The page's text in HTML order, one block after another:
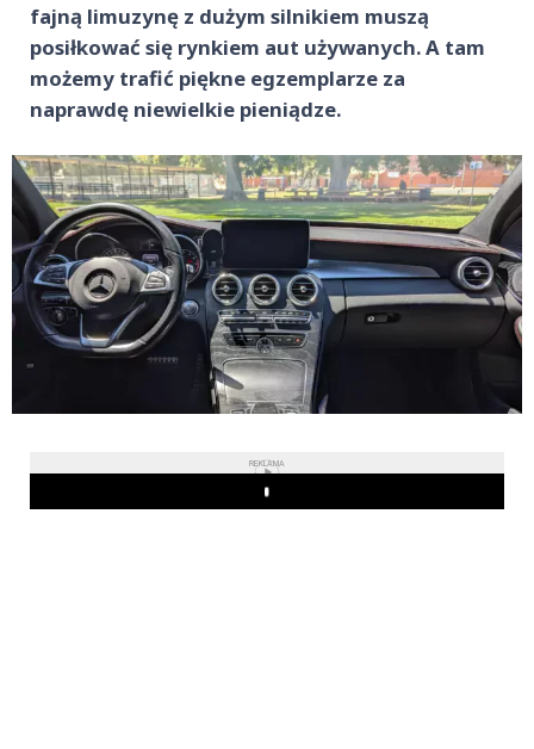
fajną limuzynę z dużym silnikiem muszą
posiłkować się rynkiem aut używanych. A tam
możemy trafić piękne egzemplarze za
naprawdę niewielkie pieniądze.
REKLAMA
Play